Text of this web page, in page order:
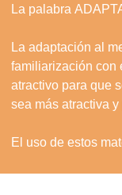
La palabra
La adaptación al
familiarización con
atractivo para que
sea más atractiva
El uso de estos